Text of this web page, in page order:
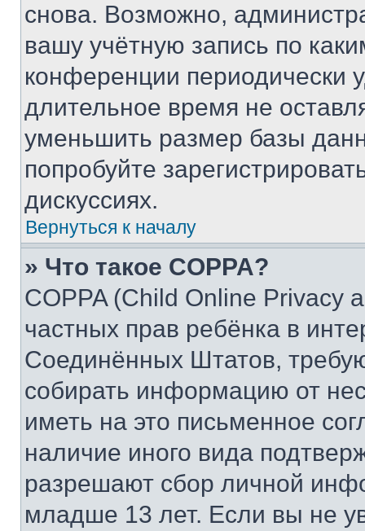
снова. Возможно,
вашу учётную запись по
конференции периодически
длительное время не
уменьшить размер базы
попробуйте
дискуссиях.
Вернуться к началу
» Что такое COPPA?
COPPA (Child Online Privacy
частных прав ребёнка в
Соединённых Штатов,
собирать информацию от
иметь на это письменное
наличие иного вида
разрешают сбор личной
младше 13 лет. Если вы не